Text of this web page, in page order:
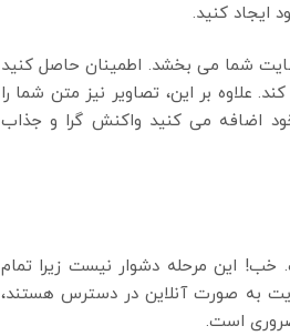
ایجاد کنید.
شما می بخشد. اطمینان حاصل کنید
بر این، تصاویر نیز متن شما را
اضافه می کنید واکنش گرا و جذاب
این مرحله دشوار نیست زیرا تمام
به صورت آنلاین در دسترس هستند،
است.